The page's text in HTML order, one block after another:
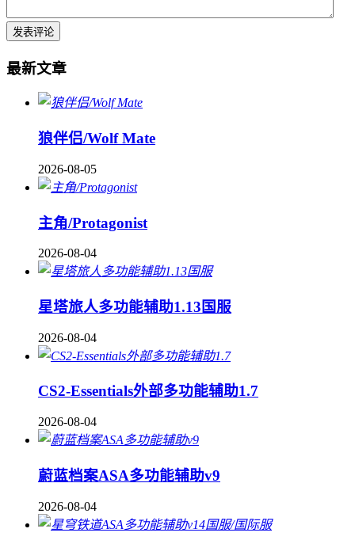
最新文章
狼伴侣/Wolf Mate
2026-08-05
主角/Protagonist
2026-08-04
星塔旅人多功能辅助1.13国服
2026-08-04
CS2-Essentials外部多功能辅助1.7
2026-08-04
蔚蓝档案ASA多功能辅助v9
2026-08-04